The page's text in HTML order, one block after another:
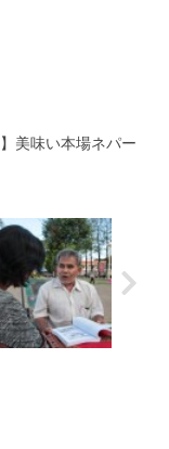
美味い本場ネパー